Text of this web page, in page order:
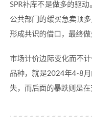
SPR补库不是做多的驱
公共部门的缓买急卖顶
形成共识的借口，最终做
市场计价边际变化而不
品种，就是2024年4-8
失，而后面的暴跌则是在